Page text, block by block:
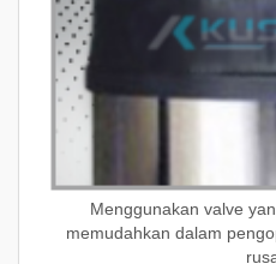
Menggunakan valve
memudahkan dalam